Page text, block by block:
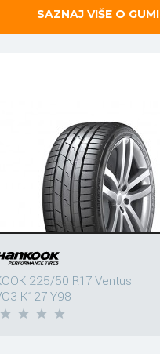
SAZNAJ VIŠE O GUMI
225/50 R17 Ventus
K127 Y98